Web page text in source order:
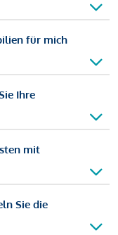
für mich
Ihre
mit
Sie die